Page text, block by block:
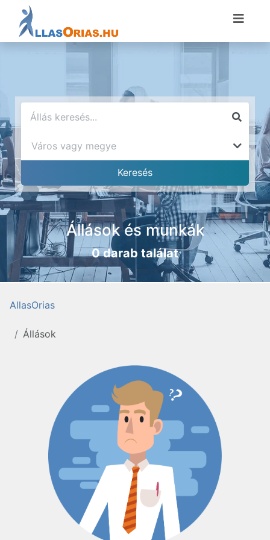
Állások és munkák
0 darab találat
AllasOrias
Állások